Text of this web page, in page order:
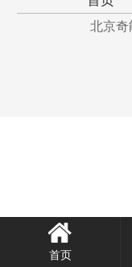
北京奇
首页